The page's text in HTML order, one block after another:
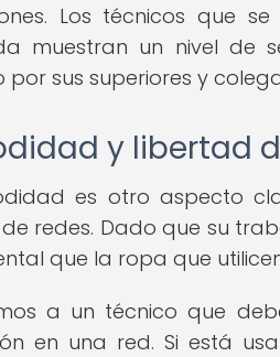
Los técnicos que
muestran un nivel de
sus superiores y
y libertad
es otro aspecto
redes. Dado que su
que la ropa que
a un técnico que
en una red. Si está